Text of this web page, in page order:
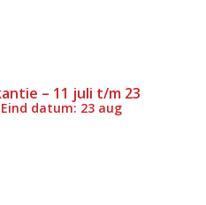
– 11 juli t/m 23
Eind datum: 23 aug